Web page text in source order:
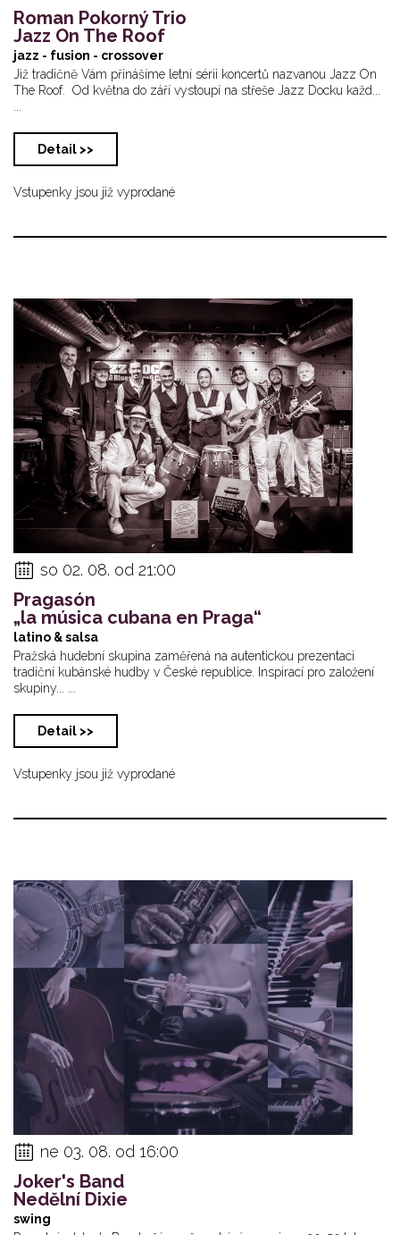
Roman Pokorný Trio
Jazz On The Roof
jazz - fusion - crossover
Již tradičně Vám přinášíme letní sérii koncertů nazvanou Jazz On
The Roof. Od května do září vystoupí na střeše Jazz Docku každ...
Detail >>
Vstupenky jsou již vyprodané
so 02. 08. od 21:00
Pragasón
„la música cubana en Praga“
latino & salsa
Pražská hudební skupina zaměřená na autentickou prezentaci
tradiční kubánské hudby v České republice. Inspirací pro založení
skupiny... ...
Detail >>
Vstupenky jsou již vyprodané
ne 03. 08. od 16:00
Joker's Band
Nedělní Dixie
swing